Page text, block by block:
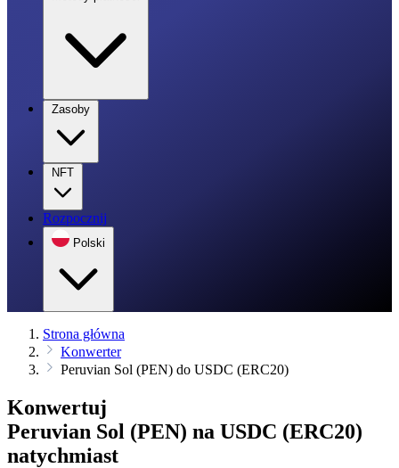
Zasoby
NFT
Rozpocznij
Polski
Strona główna
Konwerter
Peruvian Sol (PEN) do USDC (ERC20)
Konwertuj
Peruvian Sol (PEN) na USDC (ERC20)
natychmiast